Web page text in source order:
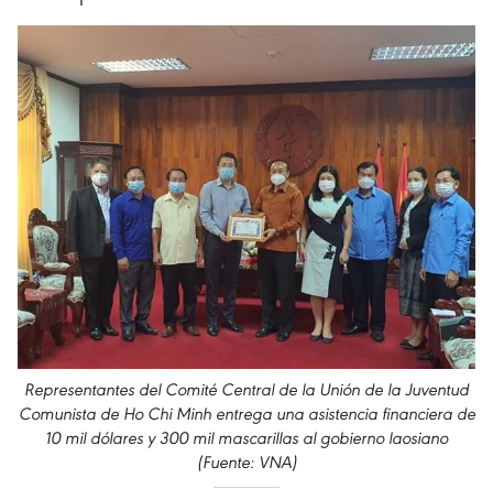
Representantes del Comité Central de la Unión de la Juventud
Comunista de Ho Chi Minh entrega una asistencia financiera de
10 mil dólares y 300 mil mascarillas al gobierno laosiano
(Fuente: VNA)